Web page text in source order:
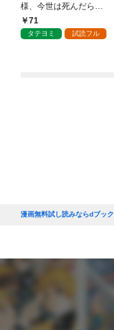
様、今世は死んだら許
しません
71
タテヨミ 試読フル
漫画無料試し読みならdブック